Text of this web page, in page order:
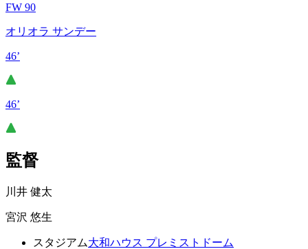
FW 90
オリオラ サンデー
46’
46’
監督
川井 健太
宮沢 悠生
スタジアム大和ハウス プレミストドーム